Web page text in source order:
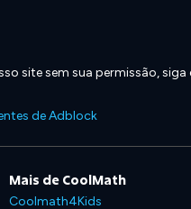
site sem sua permissão, siga
de Adblock
Mais de CoolMath
Coolmath4Kids